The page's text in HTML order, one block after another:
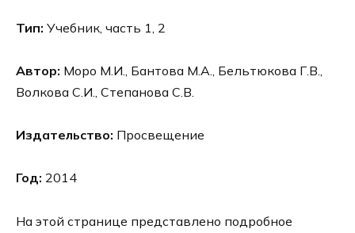
Тип: Учебник, часть 1, 2
Автор: Моро М.И., Бантова М.А., Бельтюкова Г.В.,
Волкова С.И., Степанова С.В.
Издательство: Просвещение
Год: 2014
На этой странице представлено подробное